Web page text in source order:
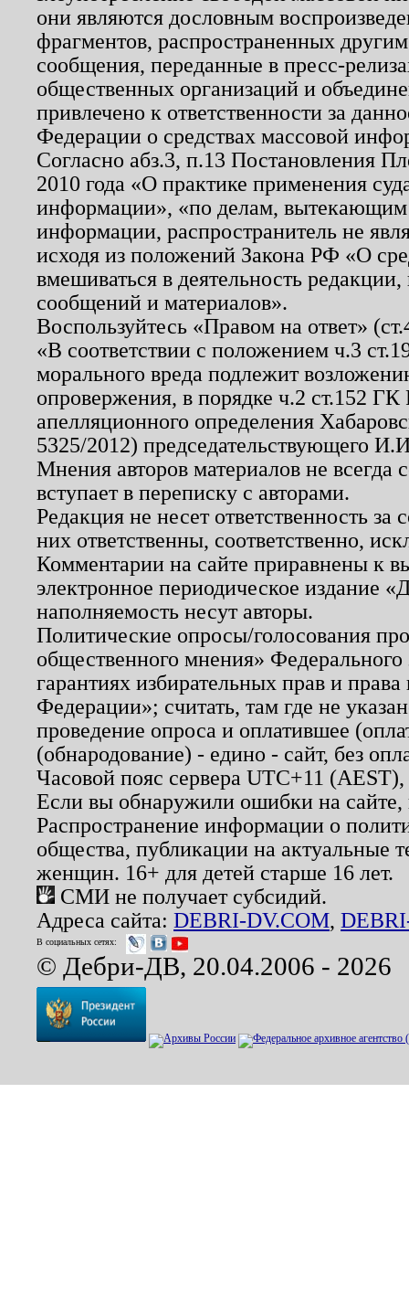
они являются дословным
фрагментов, распространенных
сообщения, переданные в пресс-
общественных организаций и
привлечено к ответственности за
Федерации о средствах массовой
Согласно абз.3, п.13 Постановления
2010 года «О практике применения
информации», «по делам, вытекающим
информации, распространитель не
исходя из положений Закона РФ «О
вмешиваться в деятельность
сообщений и материалов».
Воспользуйтесь «Правом на ответ»
«В соответствии с положением ч.3
морального вреда подлежит
опровержения, в порядке ч.2 ст.152
апелляционного определения
5325/2012) председательствующего
Мнения авторов материалов не
вступает в переписку с авторами.
Редакция не несет ответственность
них ответственны, соответственно,
Комментарии на сайте приравнены к
электронное периодическое издание
наполняемость несут авторы.
Политические опросы/голосования
общественного мнения»
гарантиях избирательных прав и
Федерации»; считать, там где не
проведение опроса и оплатившее
(обнародование) - едино - сайт, без
Часовой пояс сервера UTC+11
Если вы обнаружили ошибки на
Распространение информации о
общества, публикации на актуальные
женщин. 16+ для детей старше 16 лет.
СМИ не получает субсидий.
Адреса сайта: DEBRI-DV.COM,
В социальных сетях:
© Дебри-ДВ, 20.04.2006 - 2026